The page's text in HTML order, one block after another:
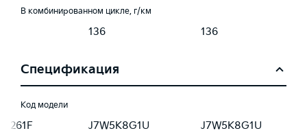
В комбинированном цикле, г/км
136 136
Спецификация
Код модели
J7W5K8G1U J7W5K8G1U